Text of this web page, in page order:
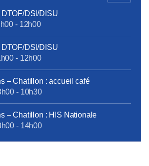
DSI/DISU
- 12h00
DSI/DISU
- 12h00
– Chatillon : accueil café
- 10h30
– Chatillon : HIS Nationale
- 14h00